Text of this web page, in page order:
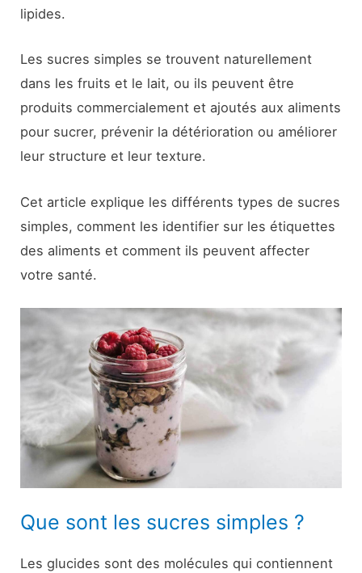
lipides.
Les sucres simples se trouvent naturellement
dans les fruits et le lait, ou ils peuvent être
produits commercialement et ajoutés aux aliments
pour sucrer, prévenir la détérioration ou améliorer
leur structure et leur texture.
Cet article explique les différents types de sucres
simples, comment les identifier sur les étiquettes
des aliments et comment ils peuvent affecter
votre santé.
Que sont les sucres simples ?
Les glucides sont des molécules qui contiennent